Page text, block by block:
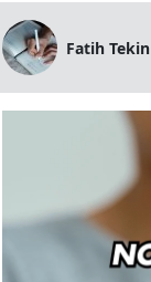
Fatih Tekin